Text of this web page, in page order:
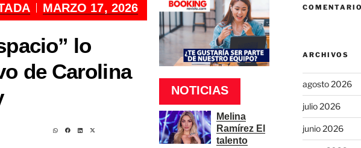
MARZO 17, 2026
lo
de Carolina
NOTICIAS
Melina
Ramírez El
talento
ARCHIVOS
agosto 2026
julio 2026
junio 2026